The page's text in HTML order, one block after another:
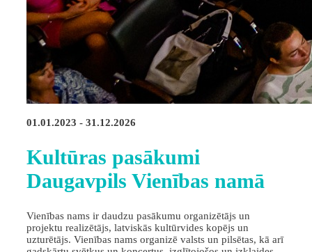
01.01.2023 - 31.12.2026
Kultūras pasākumi
Daugavpils Vienības namā
Vienības nams ir daudzu pasākumu organizētājs un
projektu realizētājs, latviskās kultūrvides kopējs un
uzturētājs. Vienības nams organizē valsts un pilsētas, kā arī